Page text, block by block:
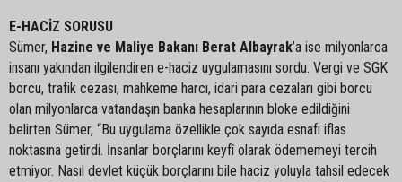
E-HACİZ SORUSU
Sümer, Hazine ve Maliye Bakanı Berat Albayrak’a ise milyonlarca
insanı yakından ilgilendiren e-haciz uygulamasını sordu. Vergi ve SGK
borcu, trafik cezası, mahkeme harcı, idari para cezaları gibi borcu
olan milyonlarca vatandaşın banka hesaplarının bloke edildiğini
belirten Sümer, “Bu uygulama özellikle çok sayıda esnafı iflas
noktasına getirdi. İnsanlar borçlarını keyfî olarak ödememeyi tercih
etmiyor. Nasıl devlet küçük borçlarını bile haciz yoluyla tahsil edecek